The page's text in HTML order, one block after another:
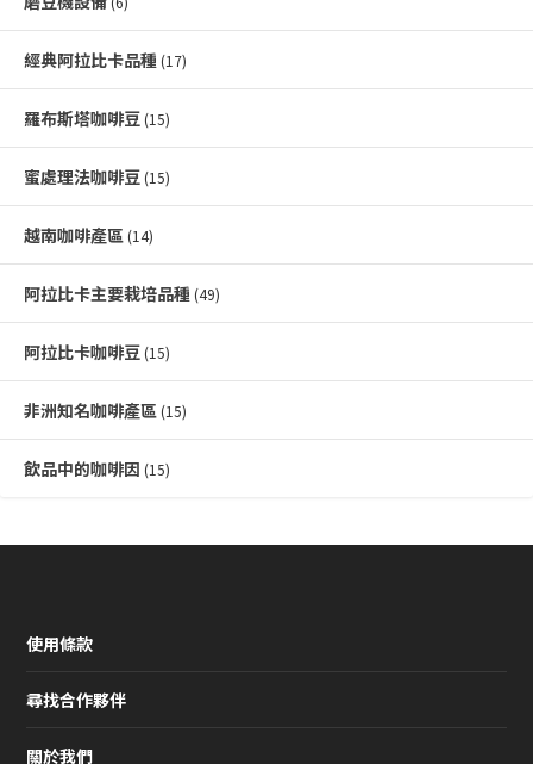
經典阿拉比卡品種 (17)
羅布斯塔咖啡豆 (15)
蜜處理法咖啡豆 (15)
越南咖啡產區 (14)
阿拉比卡主要栽培品種 (49)
阿拉比卡咖啡豆 (15)
非洲知名咖啡產區 (15)
飲品中的咖啡因 (15)
使用條款
尋找合作夥伴
關於我們